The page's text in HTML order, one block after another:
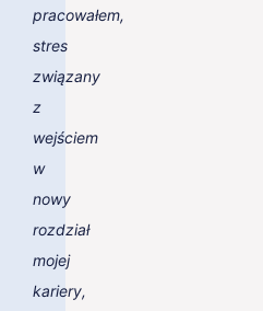
pracowałem,
stres
związany
z
wejściem
w
nowy
rozdział
mojej
kariery,